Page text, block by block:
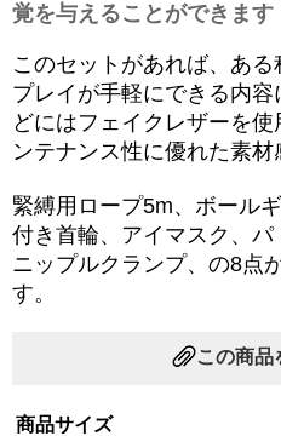
覚を与えることができます
このセットがあれば、あ
プレイが手軽にできる内
どにはフェイクレザーを
ンテナンス性に優れた素材
緊縛用ロープ5m、ボール
付き首輪、アイマスク、パ
ニップルクランプ、の8点
す。
この商品
商品サイズ